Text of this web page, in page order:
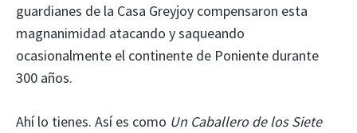
guardianes de la Casa Greyjoy compensaron esta
magnanimidad atacando y saqueando
ocasionalmente el continente de Poniente durante
300 años.
Ahí lo tienes. Así es como Un Caballero de los Siete